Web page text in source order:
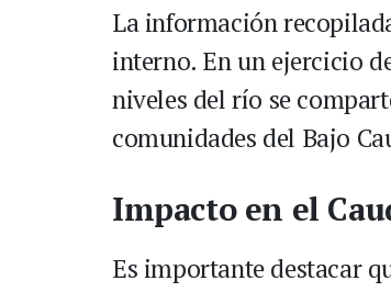
La información
interno. En un ejercicio
niveles del río se
comunidades del Bajo
Impacto en el
Es importante destacar